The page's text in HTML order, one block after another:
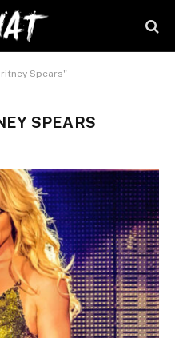
Spears"
SPEARS